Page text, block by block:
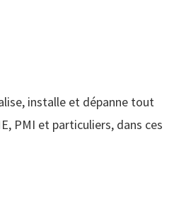
installe et dépanne tout
PMI et particuliers, dans ces